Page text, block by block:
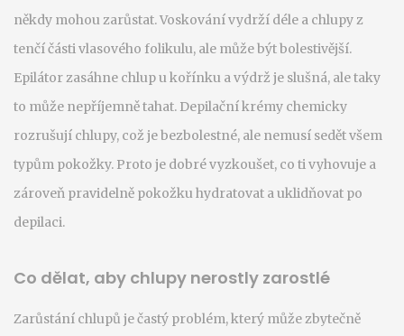
někdy mohou zarůstat. Voskování vydrží déle a chlupy z
tenčí části vlasového folikulu, ale může být bolestivější.
Epilátor zasáhne chlup u kořínku a výdrž je slušná, ale taky
to může nepříjemně tahat. Depilační krémy chemicky
rozrušují chlupy, což je bezbolestné, ale nemusí sedět všem
typům pokožky. Proto je dobré vyzkoušet, co ti vyhovuje a
zároveň pravidelně pokožku hydratovat a uklidňovat po
depilaci.
Co dělat, aby chlupy nerostly zarostlé
Zarůstání chlupů je častý problém, který může zbytečně